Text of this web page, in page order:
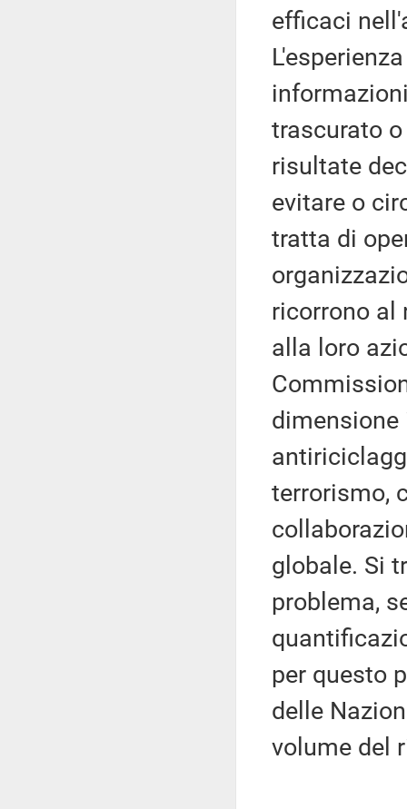
efficaci
trascurato
risultate
evitare o
tratta di
ricorrono al
alla loro
terrorismo,
globale. Si
problema,
per questo
delle
volume del